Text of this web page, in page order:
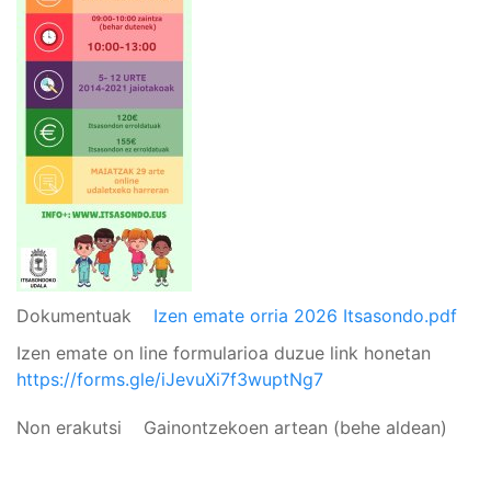
Dokumentuak
Izen emate orria 2026 Itsasondo.pdf
Izen emate on line formularioa duzue link honetan
https://forms.gle/iJevuXi7f3wuptNg7
Non erakutsi Gainontzekoen artean (behe aldean)